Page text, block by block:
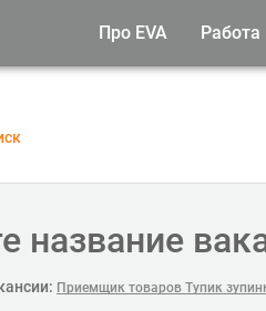
Про EVA Работа
название
Приемщик товаров Тупик